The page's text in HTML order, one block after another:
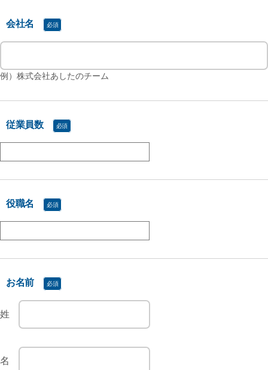
会社名
例）株式会社あしたのチーム
従業員数
役職名
お名前